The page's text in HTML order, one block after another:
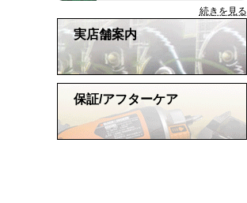
続きを見る
実店舗案内
保証/アフターケア